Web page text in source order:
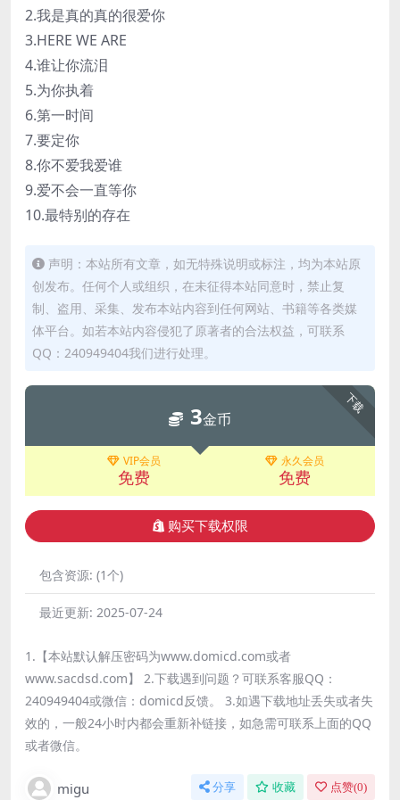
2.我是真的真的很爱你
3.HERE WE ARE
4.谁让你流泪
5.为你执着
6.第一时间
7.要定你
8.你不爱我爱谁
9.爱不会一直等你
10.最特别的存在
声明：本站所有文章，如无特殊说明或标注，均为本站原
创发布。任何个人或组织，在未征得本站同意时，禁止复
制、盗用、采集、发布本站内容到任何网站、书籍等各类媒
体平台。如若本站内容侵犯了原著者的合法权益，可联系
QQ：240949404我们进行处理。
下载
3金币
VIP会员
免费
永久会员
免费
购买下载权限
包含资源: (1个)
最近更新: 2025-07-24
1.【本站默认解压密码为www.domicd.com或者
www.sacdsd.com】 2.下载遇到问题？可联系客服QQ：
240949404或微信：domicd反馈。 3.如遇下载地址丢失或者失
效的，一般24小时内都会重新补链接，如急需可联系上面的QQ
或者微信。
migu 分享 收藏 点赞(0)